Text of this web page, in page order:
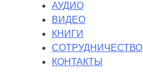
АУДИО
ВИДЕО
КНИГИ
СОТРУДНИЧЕСТВО
КОНТАКТЫ